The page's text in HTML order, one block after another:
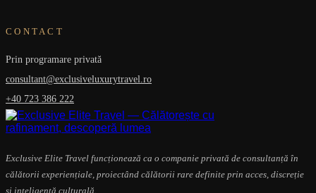
CONTACT
Prin programare privată
consultant@exclusiveluxurytravel.ro
+40 723 386 222
Exclusive Elite Travel funcționează ca o companie privată de consultanță în
călătorii experiențiale, proiectând călătorii rare definite prin acces, discreție
și inteligență culturală.